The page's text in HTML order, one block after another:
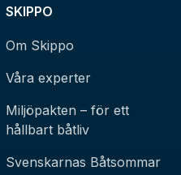
SKIPPO
Om Skippo
Våra experter
Miljöpakten – för ett
hållbart båtliv
Svenskarnas Båtsommar